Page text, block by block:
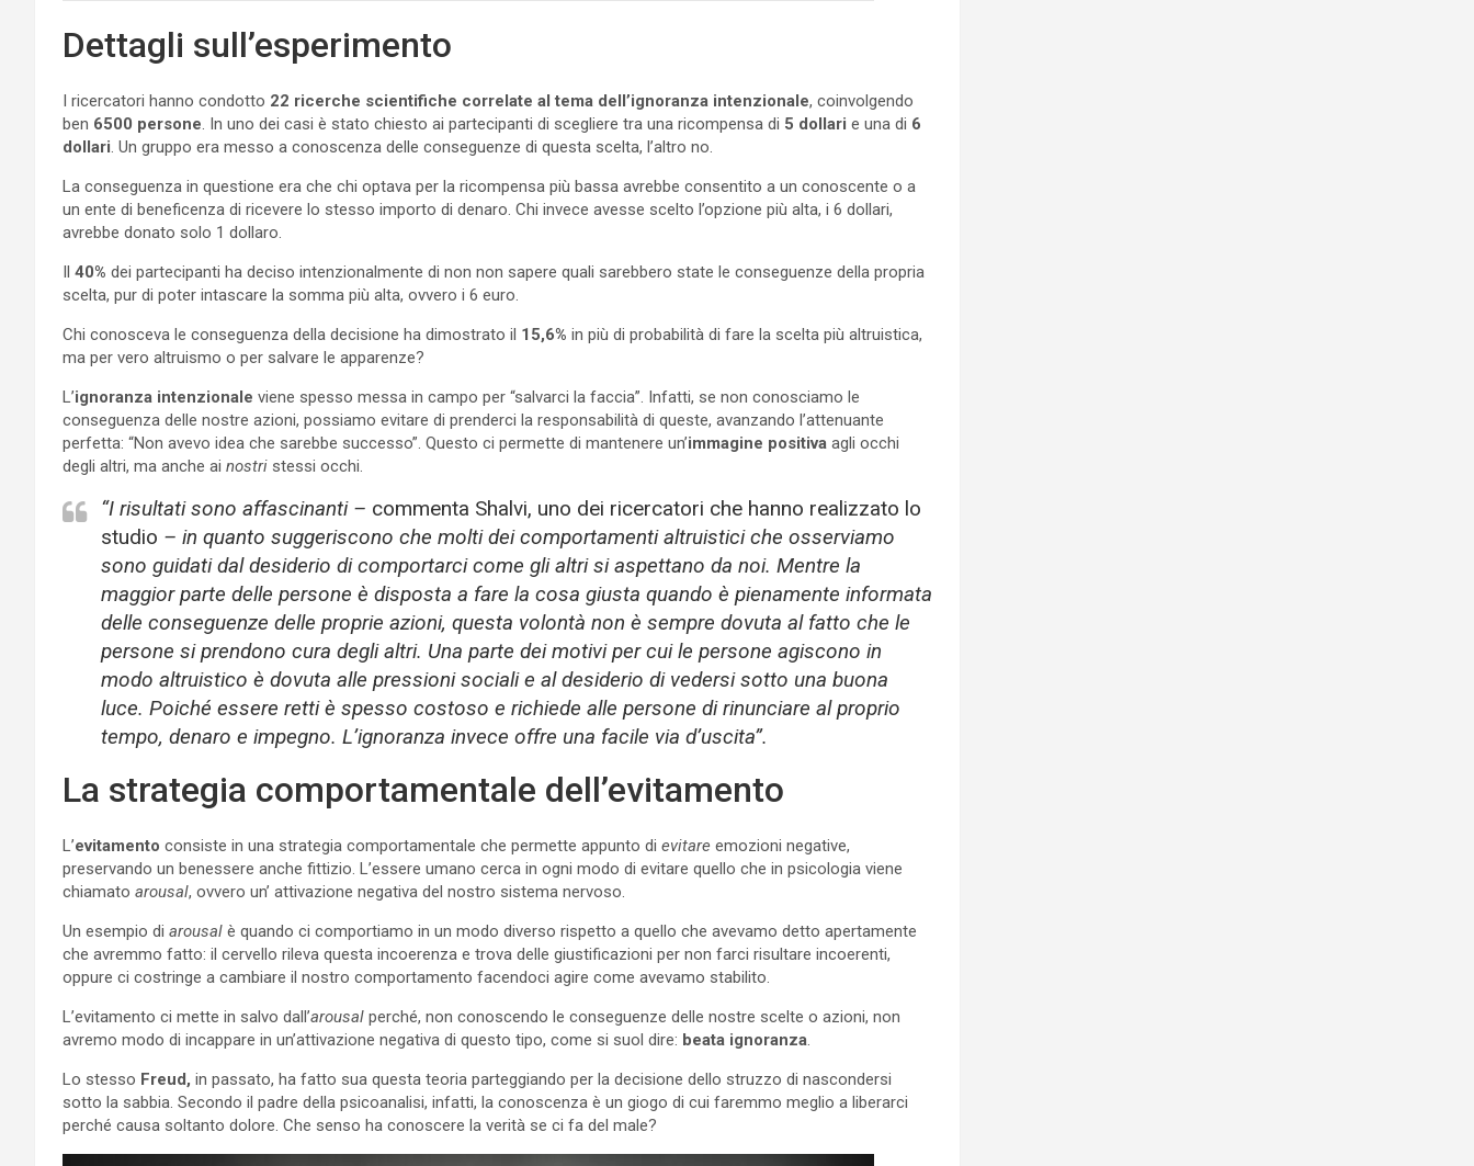
Dettagli sull’esperimento
I ricercatori hanno condotto 22 ricerche scientifiche correlate al tema dell’ignoranza intenzionale, coinvolgendo
ben 6500 persone . In uno dei casi è stato chiesto ai partecipanti di scegliere tra una ricompensa di 5 dollari e una di 6
dollari . Un gruppo era messo a conoscenza delle conseguenze di questa scelta, l’altro no.
La conseguenza in questione era che chi optava per la ricompensa più bassa avrebbe consentito a un conoscente o a
un ente di beneficenza di ricevere lo stesso importo di denaro. Chi invece avesse scelto l’opzione più alta, i 6 dollari,
avrebbe donato solo 1 dollaro.
Il 40% dei partecipanti ha deciso intenzionalmente di non non sapere quali sarebbero state le conseguenze della propria
scelta, pur di poter intascare la somma più alta, ovvero i 6 euro.
Chi conosceva le conseguenza della decisione ha dimostrato il 15,6% in più di probabilità di fare la scelta più altruistica,
ma per vero altruismo o per salvare le apparenze?
L’ignoranza intenzionale viene spesso messa in campo per “salvarci la faccia”. Infatti, se non conosciamo le
conseguenza delle nostre azioni, possiamo evitare di prenderci la responsabilità di queste, avanzando l’attenuante
perfetta: “Non avevo idea che sarebbe successo”. Questo ci permette di mantenere un’immagine positiva agli occhi
degli altri, ma anche ai nostri stessi occhi.
“I risultati sono affascinanti – commenta Shalvi, uno dei ricercatori che hanno realizzato lo
studio – in quanto suggeriscono che molti dei comportamenti altruistici che osserviamo
sono guidati dal desiderio di comportarci come gli altri si aspettano da noi. Mentre la
maggior parte delle persone è disposta a fare la cosa giusta quando è pienamente informata
delle conseguenze delle proprie azioni, questa volontà non è sempre dovuta al fatto che le
persone si prendono cura degli altri. Una parte dei motivi per cui le persone agiscono in
modo altruistico è dovuta alle pressioni sociali e al desiderio di vedersi sotto una buona
luce. Poiché essere retti è spesso costoso e richiede alle persone di rinunciare al proprio
tempo, denaro e impegno. L’ignoranza invece offre una facile via d’uscita”.
La strategia comportamentale dell’evitamento
L’evitamento consiste in una strategia comportamentale che permette appunto di evitare emozioni negative,
preservando un benessere anche fittizio. L’essere umano cerca in ogni modo di evitare quello che in psicologia viene
chiamato arousal, ovvero un’ attivazione negativa del nostro sistema nervoso.
Un esempio di arousal è quando ci comportiamo in un modo diverso rispetto a quello che avevamo detto apertamente
che avremmo fatto: il cervello rileva questa incoerenza e trova delle giustificazioni per non farci risultare incoerenti,
oppure ci costringe a cambiare il nostro comportamento facendoci agire come avevamo stabilito.
L’evitamento ci mette in salvo dall’arousal perché, non conoscendo le conseguenze delle nostre scelte o azioni, non
avremo modo di incappare in un’attivazione negativa di questo tipo, come si suol dire: beata ignoranza
Lo stesso Freud, in passato, ha fatto sua questa teoria parteggiando per la decisione dello struzzo di nascondersi
sotto la sabbia. Secondo il padre della psicoanalisi, infatti, la conoscenza è un giogo di cui faremmo meglio a liberarci
perché causa soltanto dolore. Che senso ha conoscere la verità se ci fa del male?